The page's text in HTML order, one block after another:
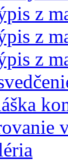
z
z
z